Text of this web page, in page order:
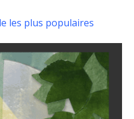
les plus populaires